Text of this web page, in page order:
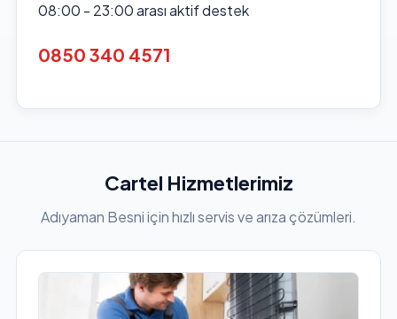
08:00 - 23:00 arası aktif destek
0850 340 4571
Cartel Hizmetlerimiz
Adıyaman Besni için hızlı servis ve arıza çözümleri.